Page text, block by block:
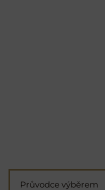
Průvodce výběrem